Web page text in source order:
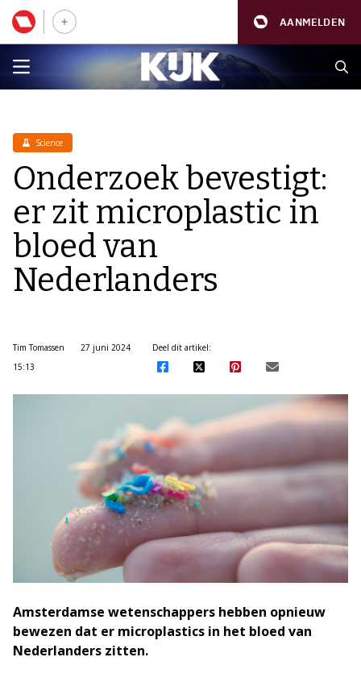
AANMELDEN
Science
Onderzoek bevestigt:
er zit microplastic in
bloed van
Nederlanders
Tim Tomassen
27 juni 2024
15:13
Deel dit artikel:
Amsterdamse wetenschappers hebben opnieuw
bewezen dat er microplastics in het bloed van
Nederlanders zitten.